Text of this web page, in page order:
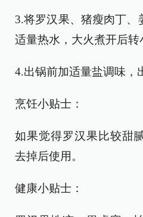
3.将罗汉果、猪瘦肉丁、
适量热水，大火煮开后转
4.出锅前加适量盐调味，
烹饪小贴士：
如果觉得罗汉果比较甜
去掉后使用。
健康小贴士：